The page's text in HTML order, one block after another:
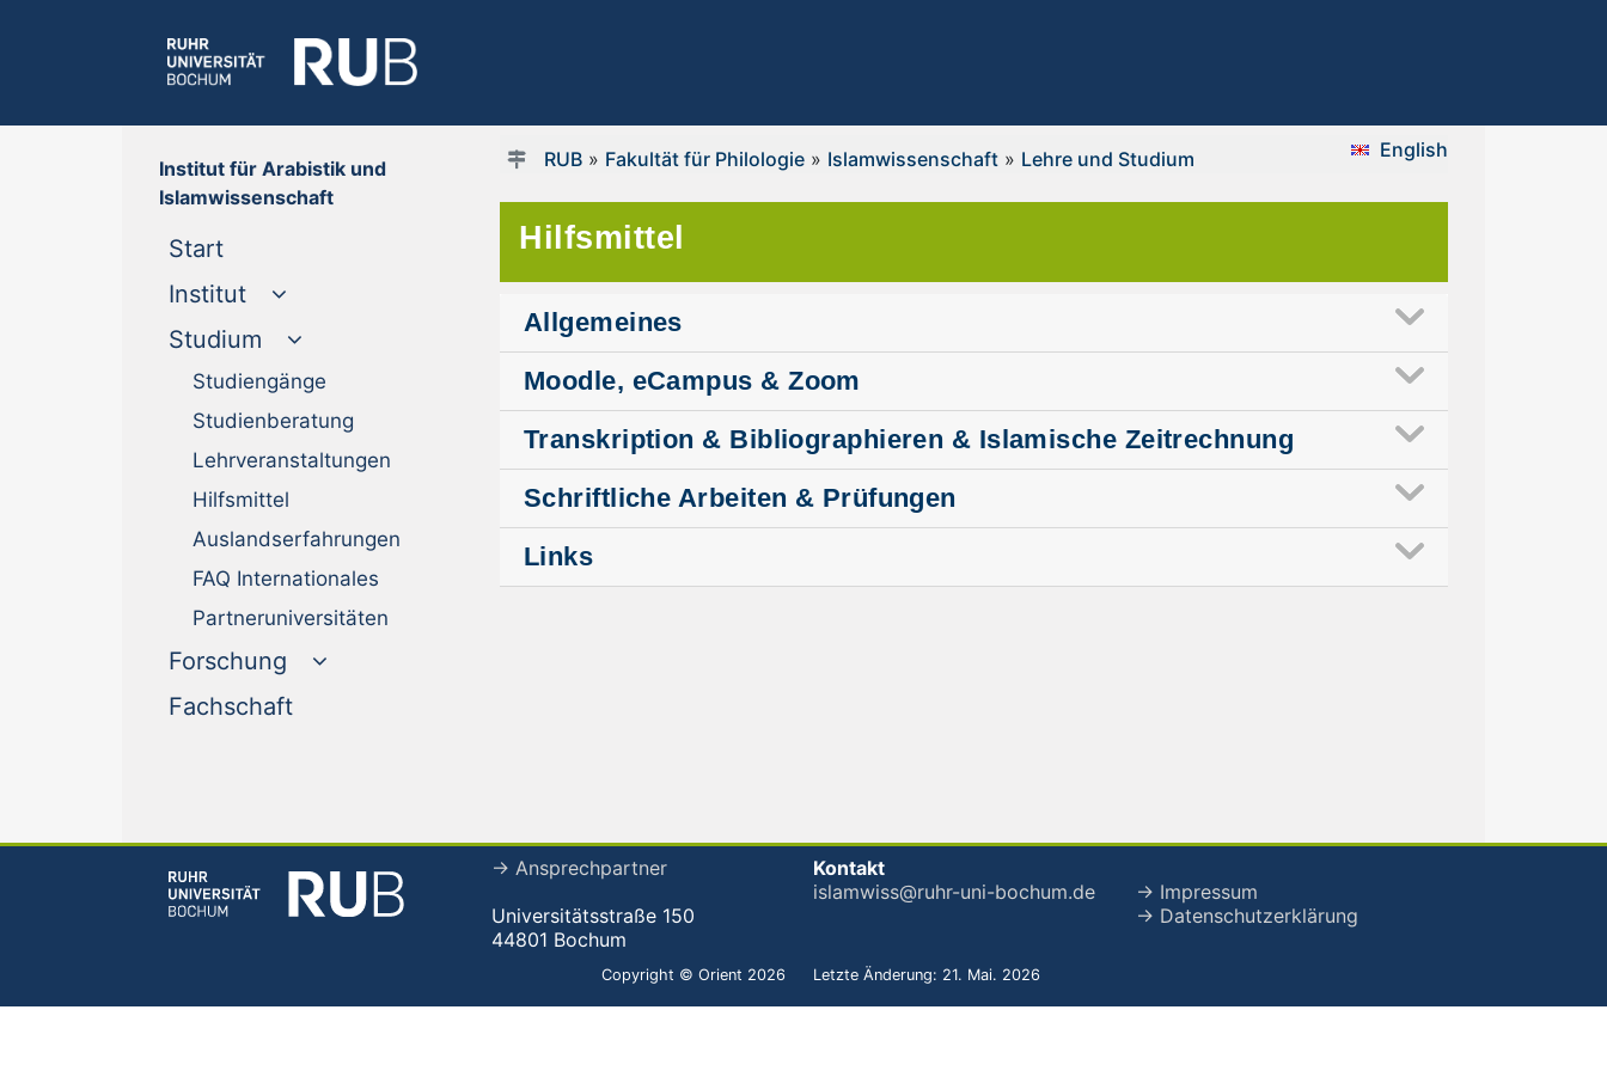
Institut für Arabistik und
Islamwissenschaft
Start(current)
Institut
Studium
Studiengänge
Studienberatung
Lehrveranstaltungen
Hilfsmittel
Auslandserfahrungen
FAQ Internationales
Partneruniversitäten
Forschung
Fachschaft(current)
RUB» Fakultät für Philologie» Islamwissenschaft» Lehre und Studium English
Hilfsmittel
Allgemeines
Moodle, eCampus & Zoom
Transkription & Bibliographieren & Islamische Zeitrechnung
Schriftliche Arbeiten & Prüfungen
Links
→ Ansprechpartner
Universitätsstraße 150
44801 Bochum
Kontakt
islamwiss@ruhr-uni-bochum.de
→ Impressum
→ Datenschutzerklärung
Copyright © Orient 2026 Letzte Änderung: 21. Mai. 2026